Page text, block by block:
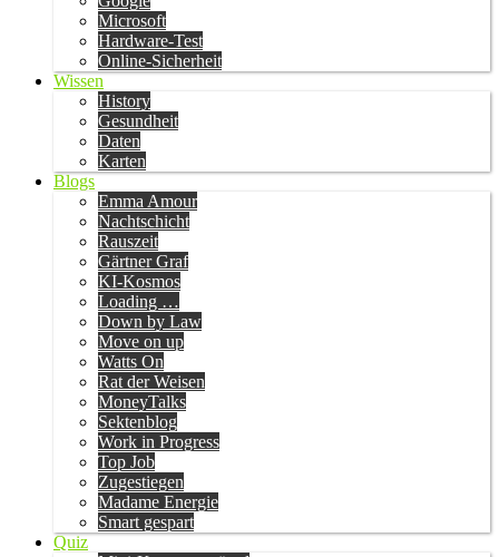
Microsoft
Hardware-Test
Online-Sicherheit
Wissen
History
Gesundheit
Daten
Karten
Blogs
Emma Amour
Nachtschicht
Rauszeit
Gärtner Graf
KI-Kosmos
Loading …
Down by Law
Move on up
Watts On
Rat der Weisen
MoneyTalks
Sektenblog
Work in Progress
Top Job
Zugestiegen
Madame Energie
Smart gespart
Quiz